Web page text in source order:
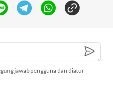
jawab pengguna dan diatur